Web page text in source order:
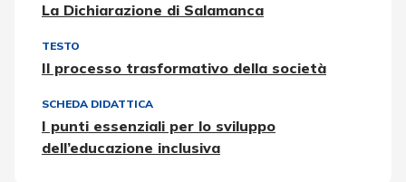
La Dichiarazione di Salamanca
TESTO
Il processo trasformativo della società
SCHEDA DIDATTICA
I punti essenziali per lo sviluppo
dell’educazione inclusiva